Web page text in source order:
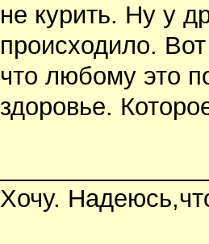
не курить. Ну у
происходило.
что любому это
здоровье.
Хочу.